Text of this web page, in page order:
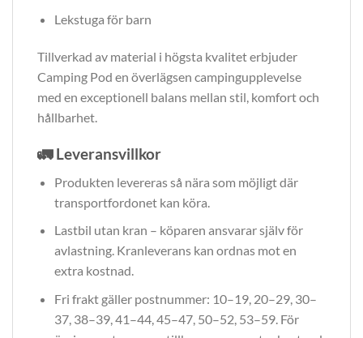
Lekstuga för barn
Tillverkad av material i högsta kvalitet erbjuder
Camping Pod en överlägsen campingupplevelse
med en exceptionell balans mellan stil, komfort och
hållbarhet.
🚛Leveransvillkor
Produkten levereras så nära som möjligt där
transportfordonet kan köra.
Lastbil utan kran – köparen ansvarar själv för
avlastning. Kranleverans kan ordnas mot en
extra kostnad.
Fri frakt gäller postnummer: 10–19, 20–29, 30–
37, 38–39, 41–44, 45–47, 50–52, 53–59. För